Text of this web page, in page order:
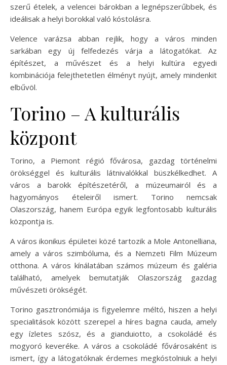
szerű ételek, a velencei bárokban a legnépszerűbbek, és
ideálisak a helyi borokkal való kóstolásra.
Velence varázsa abban rejlik, hogy a város minden
sarkában egy új felfedezés várja a látogatókat. Az
építészet, a művészet és a helyi kultúra egyedi
kombinációja felejthetetlen élményt nyújt, amely mindenkit
elbűvöl.
Torino – A kulturális
központ
Torino, a Piemont régió fővárosa, gazdag történelmi
örökséggel és kulturális látnivalókkal büszkélkedhet. A
város a barokk építészetéről, a múzeumairól és a
hagyományos ételeiről ismert. Torino nemcsak
Olaszország, hanem Európa egyik legfontosabb kulturális
központja is.
A város ikonikus épületei közé tartozik a Mole Antonelliana,
amely a város szimbóluma, és a Nemzeti Film Múzeum
otthona. A város kínálatában számos múzeum és galéria
található, amelyek bemutatják Olaszország gazdag
művészeti örökségét.
Torino gasztronómiája is figyelemre méltó, hiszen a helyi
specialitások között szerepel a híres bagna cauda, amely
egy ízletes szósz, és a gianduiotto, a csokoládé és
mogyoró keveréke. A város a csokoládé fővárosaként is
ismert, így a látogatóknak érdemes megkóstolniuk a helyi